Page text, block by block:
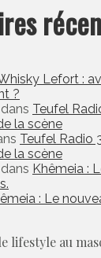
Lefort :
?
dans Teufel
la scène
Teufel Radio
la scène
dans Khêmeia :
: Le
lifestyle au